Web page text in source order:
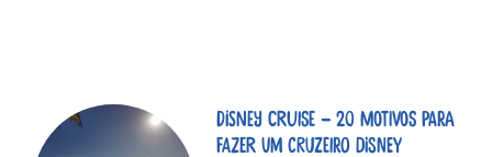
Disney Cruise – 20 motivos para
fazer um cruzeiro Disney